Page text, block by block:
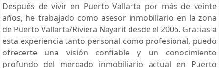
Después de vivir en Puerto Vallarta por más de veinte
años, he trabajado como asesor inmobiliario en la zona
de Puerto Vallarta/Riviera Nayarit desde el 2006. Gracias a
esta experiencia tanto personal como profesional, puedo
ofrecerte una visión confiable y un conocimiento
profundo del mercado inmobiliario actual en Puerto